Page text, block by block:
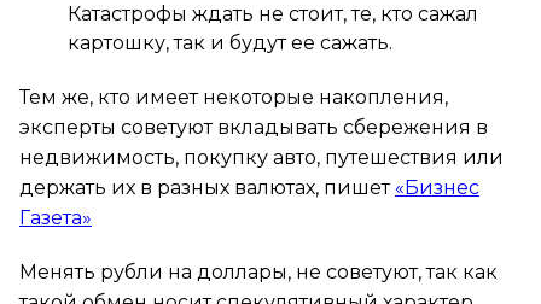
Катастрофы ждать не стоит, те, кто сажал
картошку, так и будут ее сажать.
Тем же, кто имеет некоторые накопления,
эксперты советуют вкладывать сбережения в
недвижимость, покупку авто, путешествия или
держать их в разных валютах, пишет «Бизнес
Газета»
Менять рубли на доллары, не советуют, так как